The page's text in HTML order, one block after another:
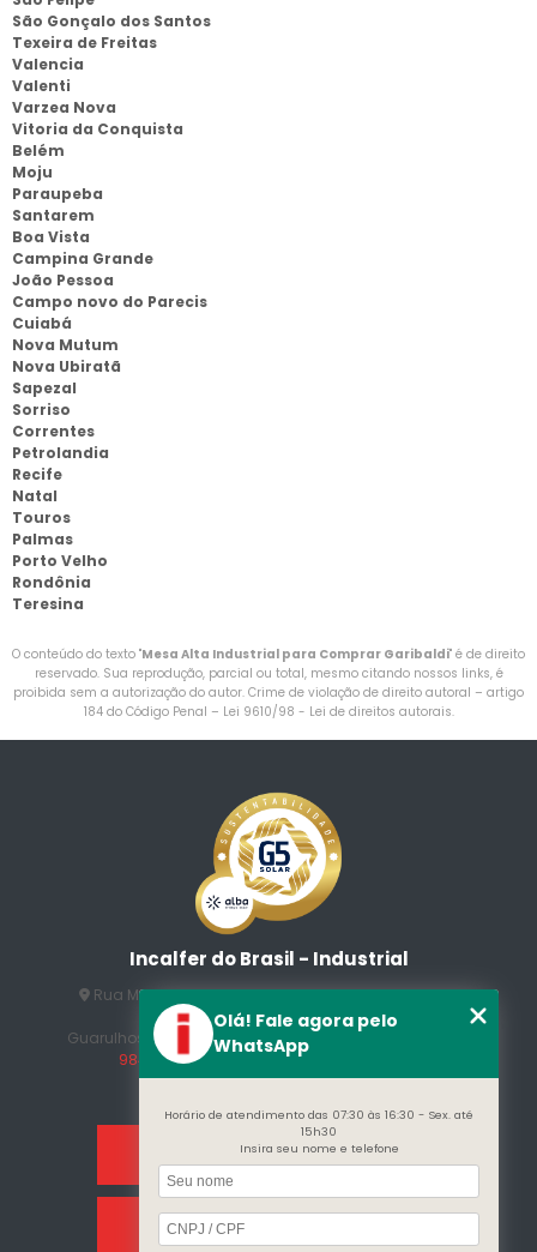
São Gonçalo dos Santos
Texeira de Freitas
Valencia
Valenti
Varzea Nova
Vitoria da Conquista
Belém
Moju
Paraupeba
Santarem
Boa Vista
Campina Grande
João Pessoa
Campo novo do Parecis
Cuiabá
Nova Mutum
Nova Ubiratã
Sapezal
Sorriso
Correntes
Petrolandia
Recife
Natal
Touros
Palmas
Porto Velho
Rondônia
Teresina
O conteúdo do texto "Mesa Alta Industrial para Comprar Garibaldi" é de direito
reservado. Sua reprodução, parcial ou total, mesmo citando nossos links, é
proibida sem a autorização do autor. Crime de violação de direito autoral – artigo
184 do Código Penal – Lei 9610/98 - Lei de direitos autorais.
Incalfer do Brasil - Industrial
Rua Manuel Jesus Fernandes , 172 - Jardim Santo
Afonso
Guarulhos - SP - CEP: 07215-230
(11) 3296-7700
98409-5498
contato@incalfer.com.br
Home
Sobre Nós
Olá! Fale agora pelo
WhatsApp
Horário de atendimento das 07:30 às 16:30 - Sex. até
15h30
Insira seu nome e telefone